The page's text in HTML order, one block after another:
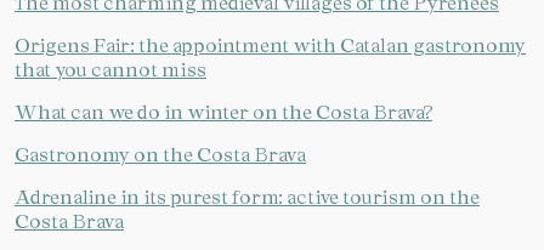
Origens Fair: the appointment with Catalan gastronomy
that you cannot miss
What can we do in winter on the Costa Brava?
Gastronomy on the Costa Brava
Adrenaline in its purest form: active tourism on the
Costa Brava